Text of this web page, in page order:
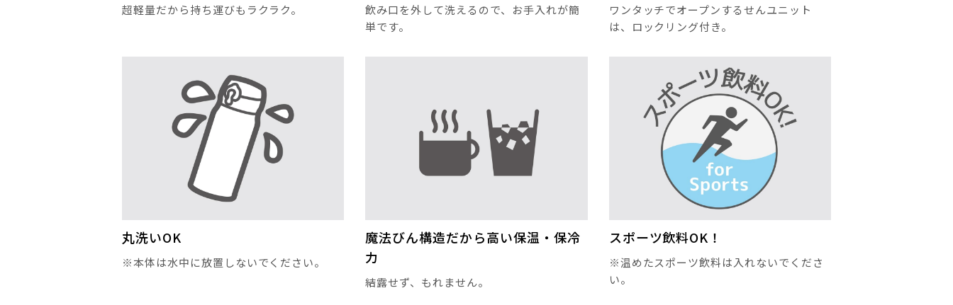
超軽量だから持ち運びもラクラク。
飲み口を外して洗えるので、お手入れが簡
単です。
ワンタッチでオープンするせんユニット
は、ロックリング付き。
丸洗いOK
※本体は水中に放置しないでください。
魔法びん構造だから高い保温・保冷
力
結露せず、もれません。
スポーツ飲料OK！
※温めたスポーツ飲料は入れないでくださ
い。